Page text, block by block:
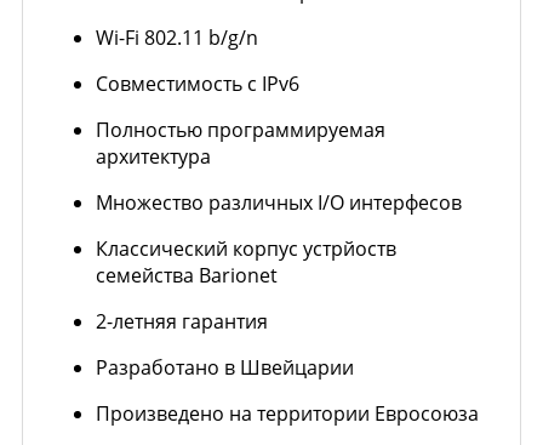
Wi-Fi 802.11 b/g/n
Совместимость с IPv6
Полностью программируемая
архитектура
Множество различных I/O интерфесов
Классический корпус устрйоств
семейства Barionet
2-летняя гарантия
Разработано в Швейцарии
Произведено на территории Евросоюза